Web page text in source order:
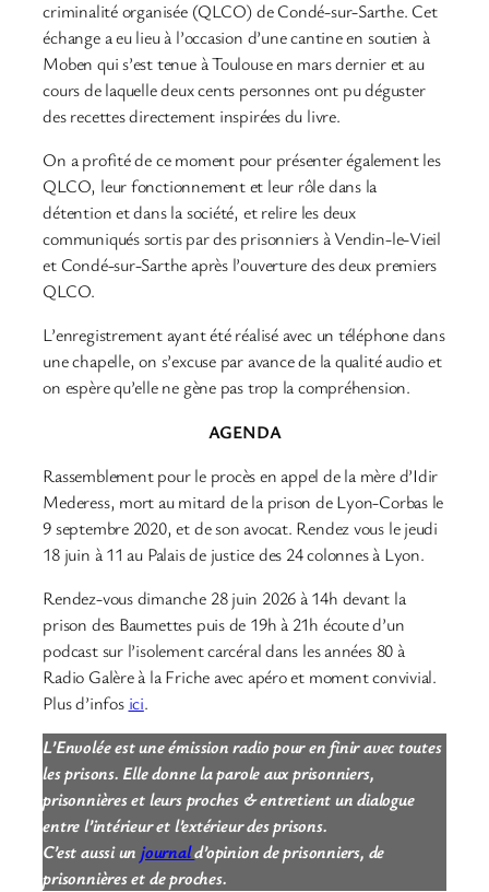
criminalité organisée (QLCO) de Condé-sur-Sarthe. Cet
échange a eu lieu à l’occasion d’une cantine en soutien à
Moben qui s’est tenue à Toulouse en mars dernier et au
cours de laquelle deux cents personnes ont pu déguster
des recettes directement inspirées du livre.
On a profité de ce moment pour présenter également les
QLCO, leur fonctionnement et leur rôle dans la
détention et dans la société, et relire les deux
communiqués sortis par des prisonniers à Vendin-le-Vieil
et Condé-sur-Sarthe après l’ouverture des deux premiers
QLCO.
L’enregistrement ayant été réalisé avec un téléphone dans
une chapelle, on s’excuse par avance de la qualité audio et
on espère qu’elle ne gène pas trop la compréhension.
AGENDA
Rassemblement pour le procès en appel de la mère d’Idir
Mederess, mort au mitard de la prison de Lyon-Corbas le
9 septembre 2020, et de son avocat. Rendez vous le jeudi
18 juin à 11 au Palais de justice des 24 colonnes à Lyon.
Rendez-vous dimanche 28 juin 2026 à 14h devant la
prison des Baumettes puis de 19h à 21h écoute d’un
podcast sur l’isolement carcéral dans les années 80 à
Radio Galère à la Friche avec apéro et moment convivial.
Plus d’infos ici.
L’Envolée est une émission radio pour en finir avec toutes
les prisons. Elle donne la parole aux prisonniers,
prisonnières et leurs proches & entretient un dialogue
entre l’intérieur et l’extérieur des prisons.
C’est aussi unjournald’opinion de prisonniers, de
prisonnières et de proches.